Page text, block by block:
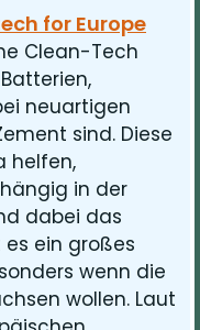
for Europe
Clean-Tech
neuartigen
sind. Diese
helfen,
in der
dabei das
es ein großes
wenn die
wollen. Laut